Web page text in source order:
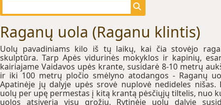
Raganų uola (Raganu klintis)
Uolų pavadiniams kilo iš tų laikų, kai čia stovėjo
skulptūra. Tarp Apės vidurinės mokyklos ir kapinių,
kairiajame Vaidavos upės krante, susidarė 8-10 metrų
ir iki 100 metrų pločio smėlyno atodangos - Raganų
Apatinėje jų dalyje upės srovė nuplovė nedideles nišas.
uolų per upę permestas į kitą krantą pėsčiųjų tiltelis, nuo
uolos atsiveria visu grožiu. Rytinėje uolų dalyje